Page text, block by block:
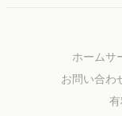
ホームサ
お問い合わ